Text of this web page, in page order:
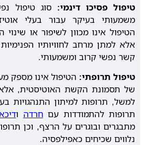
טיפול פסיכו דינמי: סוג טיפול
משמעותי בעיקר עבור בעלי
הטיפול אינו מכוון לשיפור או
אלא למתן מרחב לחוויותיו
קשר נפשי קרוב ומשמעותי.
טיפול תרופתי: הטיפול אינו מספק
של תסמונת הקשת האוטיסטית, אלא
למשל, תרופות למיתון התנהגויות
תרופות להתמודדות עםחרדה ו
מתבגרים ובוגרים על הרצף, וכן
נלווים שכיחים כאפילפסיה.